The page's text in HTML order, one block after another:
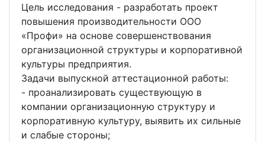
Цель исследования - разработать проект
повышения производительности ООО
«Профи» на основе совершенствования
организационной структуры и корпоративной
культуры предприятия.
Задачи выпускной аттестационной работы:
- проанализировать существующую в
компании организационную структуру и
корпоративную культуру, выявить их сильные
и слабые стороны;